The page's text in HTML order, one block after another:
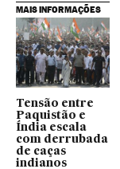
MAIS INFORMAÇÕES
Tensão entre
Paquistão e
Índia escala
com derrubada
de caças
indianos